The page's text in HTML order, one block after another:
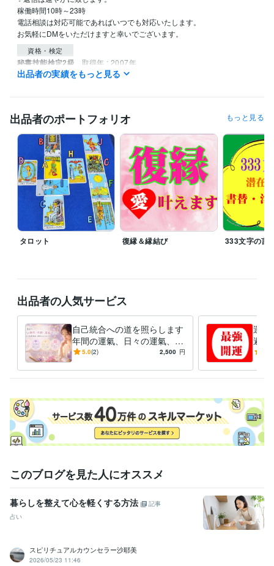
稼働時間10時～23時
電話相談は対応可能であればいつでも対応いたします。
資格・検定
秘書技能検定2級 取得年 : 2007年
占い 遠隔透視 統計学による鑑定
不倫
出品者の実績をもっと見る
出品者のポートフォリオ もっと見る
タロット 復縁＆縁結び 333文字の言
出品者の人気サービス
自己統合への道を照らします
年間の運氣、日々の運氣、恋
愛、相性、性格、個性診断賜
5.0(2) 2,500 円
運氣
避＆
年運
このブログを見た人にオススメ
暮らしを整えて心を軽くする方法
記事
占い
スピリチュアルカウンセラー沙耶美
2026/05/23 11:46